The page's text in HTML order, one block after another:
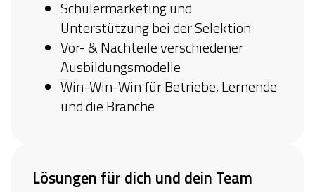
Schülermarketing und
Unterstützung bei der Selektion
Vor- & Nachteile verschiedener
Ausbildungsmodelle
Win-Win-Win für Betriebe, Lernende
und die Branche
Lösungen für dich und dein Team